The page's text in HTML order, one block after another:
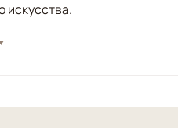
искусства.